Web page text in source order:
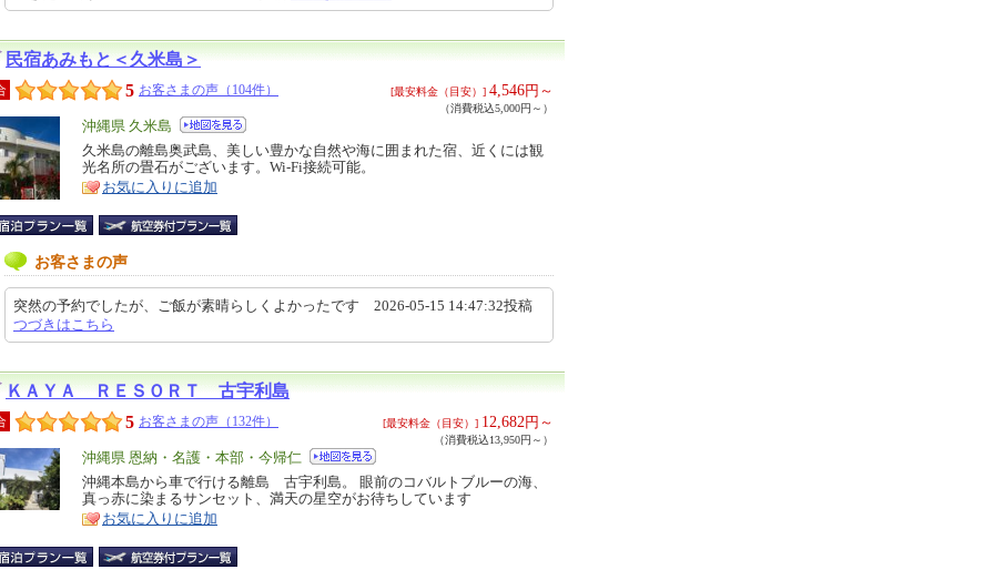
民宿あみもと＜久米島＞
5 お客さまの声（104件） [最安料金（目安）] 4,546円～
（消費税込5,000円～）
エ
リ
ア
沖縄県 久米島
特
徴
久米島の離島奥武島、美しい豊かな自然や海に囲まれた宿、近くには観
光名所の畳石がございます。Wi-Fi接続可能。
お気に入りに追加
お客さまの声
突然の予約でしたが、ご飯が素晴らしくよかったです 2026-05-15 14:47:32投稿
つづきはこちら
ＫＡＹＡ ＲＥＳＯＲＴ 古宇利島
5 お客さまの声（132件） [最安料金（目安）] 12,682円～
（消費税込13,950円～）
エ
リ
ア
沖縄県 恩納・名護・本部・今帰仁
特
徴
沖縄本島から車で行ける離島 古宇利島。 眼前のコバルトブルーの海、
真っ赤に染まるサンセット、満天の星空がお待ちしています
お気に入りに追加